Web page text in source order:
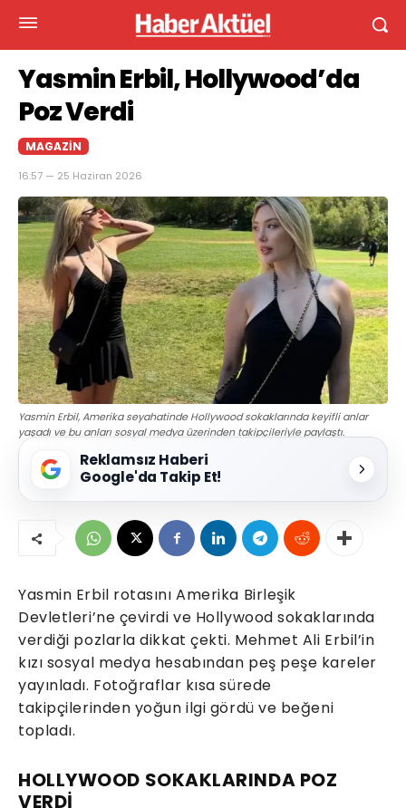
Yasmin Erbil, Hollywood’da
Poz Verdi
MAGAZIN
16:57 — 25 Haziran 2026
Yasmin Erbil, Amerika seyahatinde Hollywood sokaklarında keyifli anlar
yaşadı ve bu anları sosyal medya üzerinden takipçileriyle paylaştı.
Reklamsız Haberi
Google'da Takip Et!
Yasmin Erbil rotasını Amerika Birleşik
Devletleri’ne çevirdi ve Hollywood sokaklarında
verdiği pozlarla dikkat çekti. Mehmet Ali Erbil’in
kızı sosyal medya hesabından peş peşe kareler
yayınladı. Fotoğraflar kısa sürede
takipçilerinden yoğun ilgi gördü ve beğeni
topladı.
HOLLYWOOD SOKAKLARINDA POZ
VERDİ